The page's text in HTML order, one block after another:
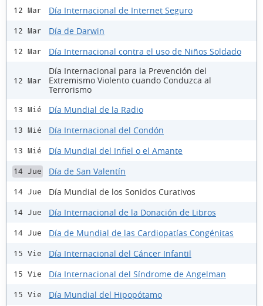
12 Mar Día Internacional de Internet Seguro
12 Mar Día de Darwin
12 Mar Día Internacional contra el uso de Niños Soldado
12 Mar
Día Internacional para la Prevención del
Extremismo Violento cuando Conduzca al
Terrorismo
13 Mié Día Mundial de la Radio
13 Mié Día Internacional del Condón
13 Mié Día Mundial del Infiel o el Amante
14 Jue Día de San Valentín
14 Jue Día Mundial de los Sonidos Curativos
14 Jue Día Internacional de la Donación de Libros
14 Jue Día de Mundial de las Cardiopatías Congénitas
15 Vie Día Internacional del Cáncer Infantil
15 Vie Día Internacional del Síndrome de Angelman
15 Vie Día Mundial del Hipopótamo